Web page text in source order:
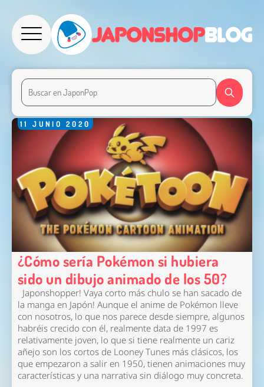
11 JUNIO 2020
¿Cómo sería Pokémon si hubiera
sido un dibujo animado de los 50?
Japonshopper! Vaya corto más chulo se han sacado de
la manga en Japón! Aunque el anime de Pokémon lleve
con nosotros, lo que nos parece desde siempre, algunos
habréis crecido con él, realmente data de 1997 es
relativamente joven, lo que si tiene realmente un cariz
añejo son los cortos de Looney Tunes más clásicos, los
que empezaron a salir en 1950, tienen animaciones muy
características y una narrativa sin diálogo muy concreta.